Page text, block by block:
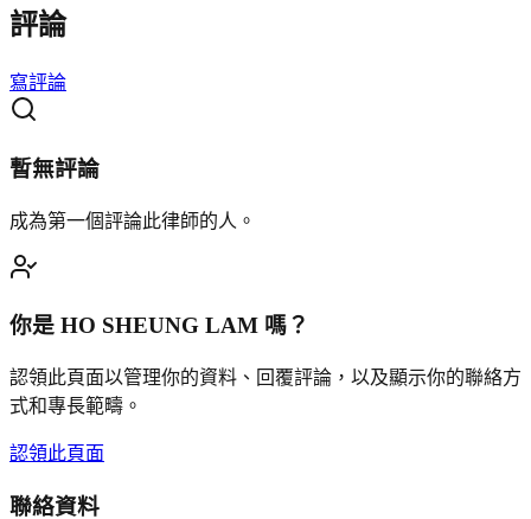
評論
寫評論
暫無評論
成為第一個評論此律師的人。
你是 HO SHEUNG LAM 嗎？
認領此頁面以管理你的資料、回覆評論，以及顯示你的聯絡方
式和專長範疇。
認領此頁面
聯絡資料